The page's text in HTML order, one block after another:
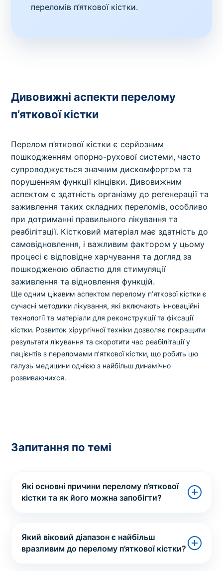
переломів п’яткової кістки.
Дивовижні аспекти перелому
п’яткової кістки
Перелом п’яткової кістки є серйозним
пошкодженням опорно-рухової системи, часто
супроводжується значним дискомфортом та
порушенням функції кінцівки. Дивовижним
аспектом є здатність організму до регенерації та
заживлення таких складних переломів, особливо
при дотриманні правильного лікування та
реабілітації. Кістковий матеріал має здатність до
самовідновлення, і важливим фактором у цьому
процесі є відповідне харчування та догляд за
пошкодженою областю для стимуляції
заживлення та відновлення функцій.
Ще одним цікавим аспектом перелому п’яткової кістки є
сучасні методики лікування, які включають інноваційні
технології та матеріали для реконструкції та фіксації
кістки. Розвиток хірургічної техніки дозволяє покращити
результати лікування та скоротити час реабілітації у
пацієнтів з переломами п’яткової кістки, що робить цю
галузь медицини однією з найбільш динамічно
розвиваючихся.
Запитання по темі
Які основні причини перелому п’яткової
кістки та як його можна запобігти?
Який віковий діапазон є найбільш
вразливим до перелому п’яткової кістки?